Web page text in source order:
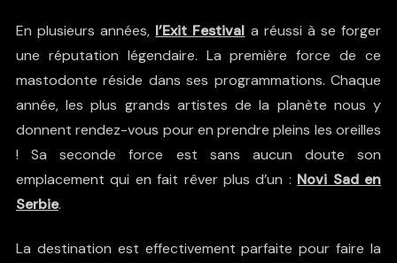
En plusieurs années, l’Exit Festival a réussi à se forger
une réputation légendaire. La première force de ce
mastodonte réside dans ses programmations. Chaque
année, les plus grands artistes de la planète nous y
donnent rendez-vous pour en prendre pleins les oreilles
! Sa seconde force est sans aucun doute son
emplacement qui en fait rêver plus d’un : Novi Sad en
Serbie.
La destination est effectivement parfaite pour faire la